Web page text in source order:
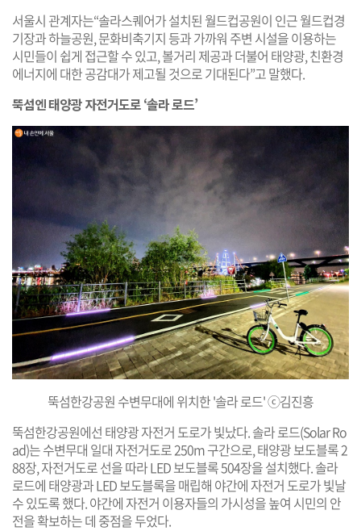
서울시 관계자는“솔라스퀘어가 설치된 월드컵공원이 인근 월드컵경
기장과 하늘공원, 문화비축기지 등과 가까워 주변 시설을 이용하는
시민들이 쉽게 접근할 수 있고, 볼거리 제공과 더불어 태양광, 친환경
에너지에 대한 공감대가 제고될 것으로 기대된다”고 말했다.
뚝섬엔 태양광 자전거도로 ‘솔라 로드’
뚝섬한강공원 수변무대에 위치한 '솔라 로드' ⓒ김진흥
뚝섬한강공원에선 태양광 자전거 도로가 빛났다. 솔라 로드(Solar Ro
ad)는 수변무대 일대 자전거도로 250m 구간으로, 태양광 보도블록 2
88장, 자전거도로 선을 따라 LED 보도블록 504장을 설치했다. 솔라
로드에 태양광과 LED 보도블록을 매립해 야간에 자전거 도로가 빛날
수 있도록 했다. 야간에 자전거 이용자들의 가시성을 높여 시민의 안
전을 확보하는 데 중점을 두었다.